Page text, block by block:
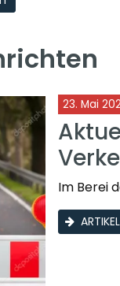
23. Mai
Im Berei